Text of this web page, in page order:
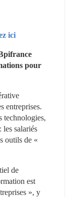
ici
pour
entreprises.
technologies,
les salariés
outils de «
de
est
», y